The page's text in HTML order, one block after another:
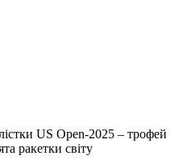
US Open-2025 – трофей
ракетки світу